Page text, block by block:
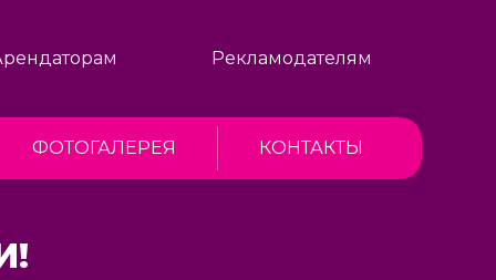
Рекламодателям
ФОТОГАЛЕРЕЯ КОНТАКТЫ